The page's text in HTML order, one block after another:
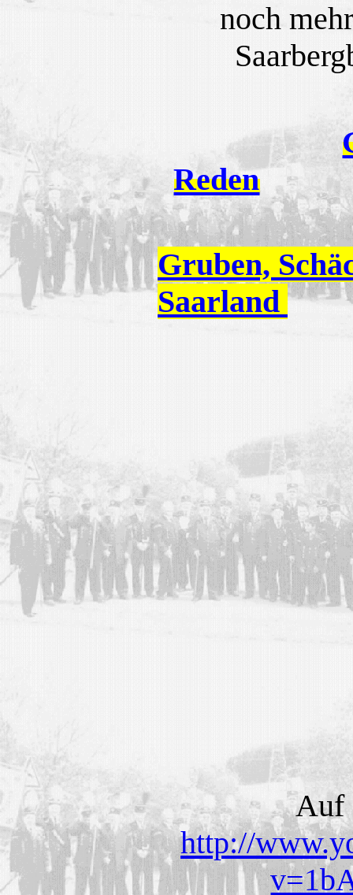
noch
Reden
Gruben,
Saarland
Auf
http://